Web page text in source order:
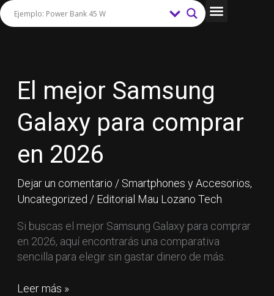
Ir
al
El mejor Samsung
Galaxy para comprar
en 2026
Dejar un comentario / Smartphones y Accesorios,
Uncategorized / Editorial Mau Lozano Tech
Si buscas el mejor Samsung Galaxy para comprar
en 2026, aquí encontrarás una comparativa
sencilla para elegir sin gastar dinero de más.
Samsung
Galaxy
para
comprar
2026
Leer más »